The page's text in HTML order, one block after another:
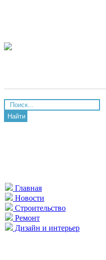
Найти
Главная
Новости
Строительство
Ремонт
Дизайн и интерьер